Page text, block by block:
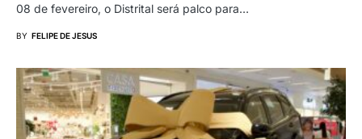
08 de fevereiro, o Distrital será palco para…
BY FELIPE DE JESUS